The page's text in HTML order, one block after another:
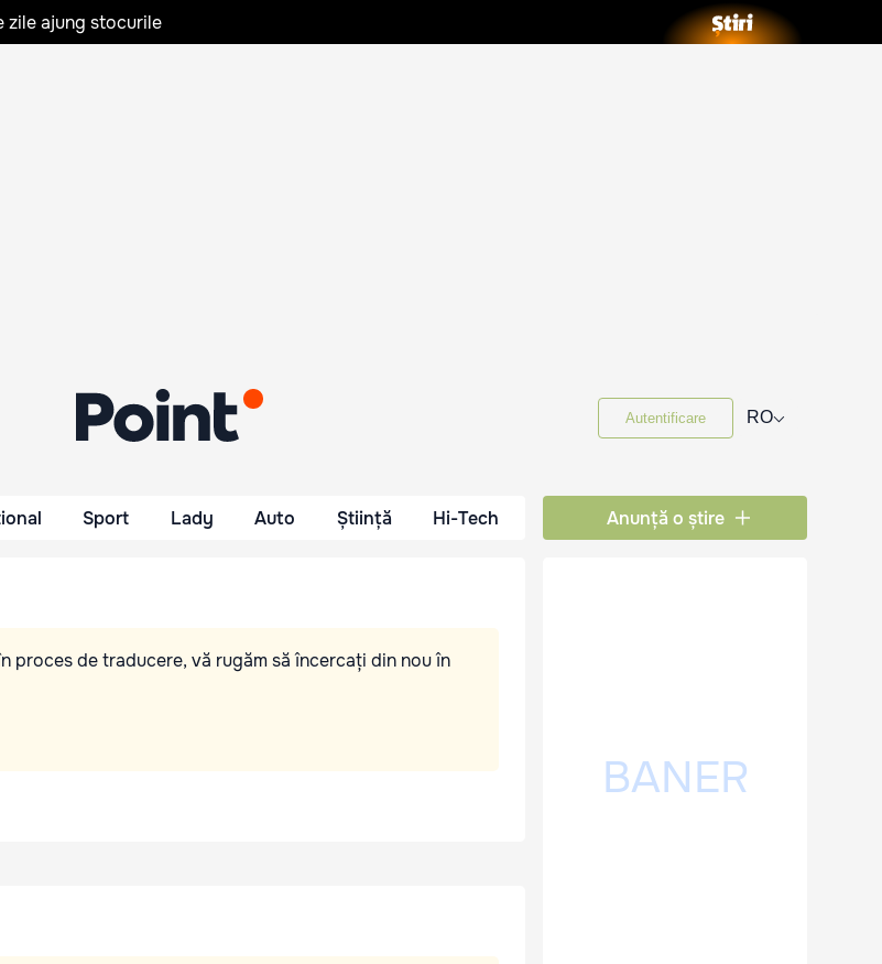
zile ajung stocurile
Autentificare RO⌵
Sport Lady Auto Știință Hi-Tech Anunță o știre
proces de traducere, vă rugăm să încercați din nou în